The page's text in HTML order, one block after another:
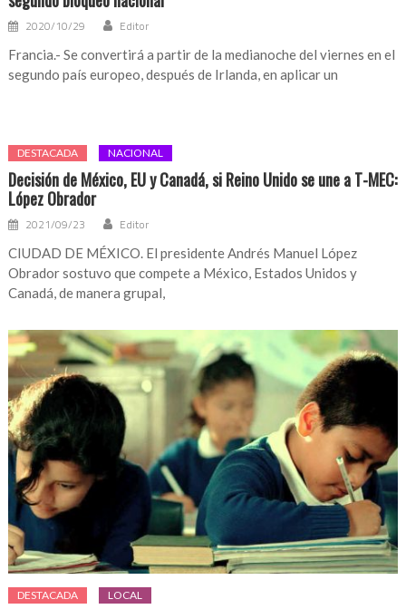
2020/10/29 Editor
Francia.- Se convertirá a partir de la medianoche del viernes en el
segundo país europeo, después de Irlanda, en aplicar un
DESTACADA NACIONAL
Decisión de México, EU y Canadá, si Reino Unido se une a T-MEC:
López Obrador
2021/09/23 Editor
CIUDAD DE MÉXICO. El presidente Andrés Manuel López
Obrador sostuvo que compete a México, Estados Unidos y
Canadá, de manera grupal,
DESTACADA LOCAL